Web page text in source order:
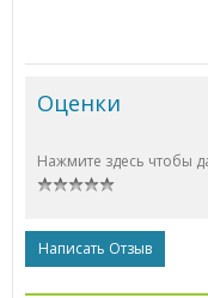
Оценки
Нажмите здесь чтобы
Написать Отзыв